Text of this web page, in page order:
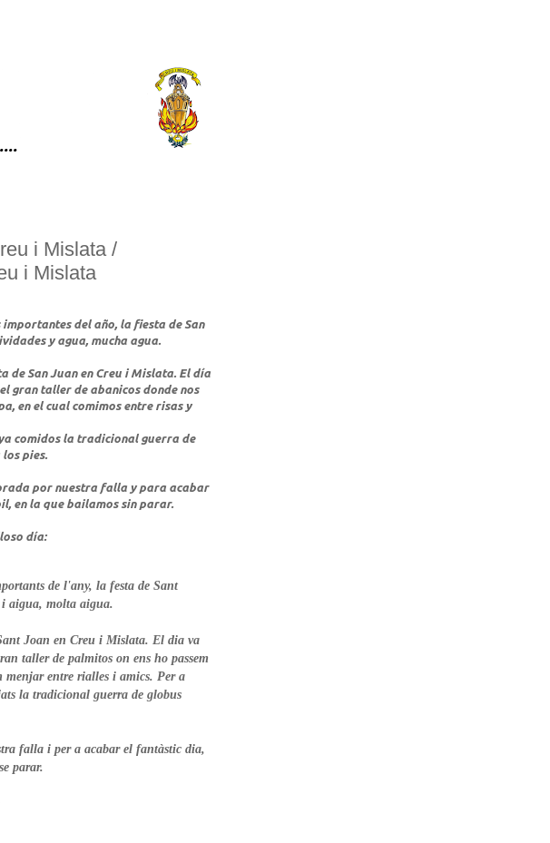
i Mislata /
i Mislata
del año, la fiesta de San
y agua, mucha agua.
de San Juan en Creu i Mislata. El día
gran taller de abanicos donde nos
en el cual comimos entre risas y
comidos la tradicional guerra de
pies.
por nuestra falla y para acabar
en la que bailamos sin parar.
día:
de l'any, la festa de Sant
aigua, molta aigua.
Joan en Creu i Mislata. El dia va
taller de palmitos on ens ho passem
entre rialles i amics. Per a
la tradicional guerra de globus
falla i per a acabar el fantàstic dia,
parar.